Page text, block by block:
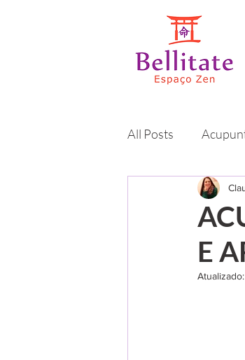
All Posts
Moxaterapia
Comemorando
E
Atualizado: